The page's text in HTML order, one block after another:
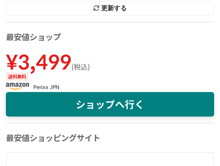
更新する
最安値ショップ
¥3,499(税込)
送料無料
Perixx JPN
ショップへ行く
最安値ショッピングサイト